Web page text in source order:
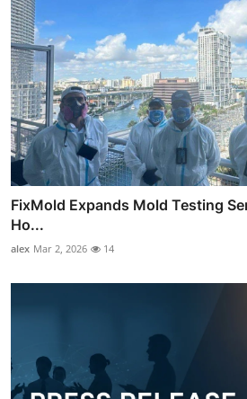
FixMold Expands Mold Testing
Ho...
alex Mar 2, 2026 14